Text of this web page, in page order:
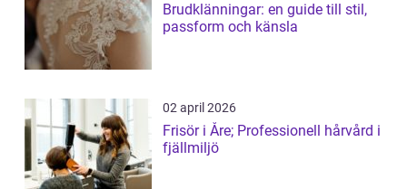
Brudklänningar: en guide till stil,
passform och känsla
02 april 2026
Frisör i Åre; Professionell hårvård i
fjällmiljö